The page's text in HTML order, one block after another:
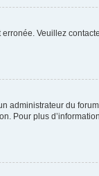
Veuillez
administrateur du
Pour plus